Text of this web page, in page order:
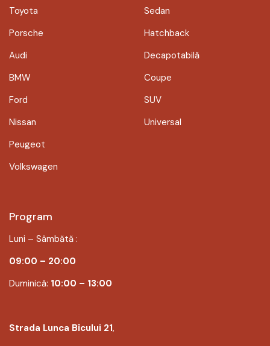
Toyota
Porsche
Audi
BMW
Ford
Nissan
Peugeot
Volkswagen
Sedan
Hatchback
Decapotabilă
Coupe
SUV
Universal
Program
Luni – Sâmbătă :
09:00 – 20:00
Duminică: 10:00 – 13:00
Strada Lunca Bîcului 21,